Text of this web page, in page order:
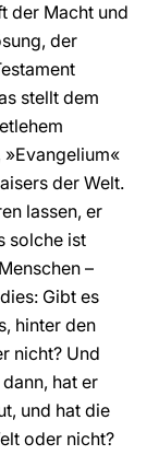
der Macht und
der
stellt dem
der Welt.
lassen, er
solche ist
–
Gibt es
hinter den
nicht? Und
hat er
und hat die
oder nicht?